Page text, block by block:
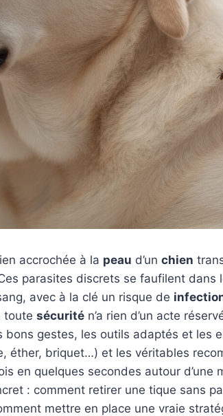
accrochée à la peau d’un chien
parasites discrets se faufilent
avec à la clé un risque de
toute sécurité n’a rien d’un acte
bons gestes, les outils adaptés et les
éther, briquet…) et les véritables
en quelques secondes autour
: comment retirer une tique sans
mettre en place une vraie